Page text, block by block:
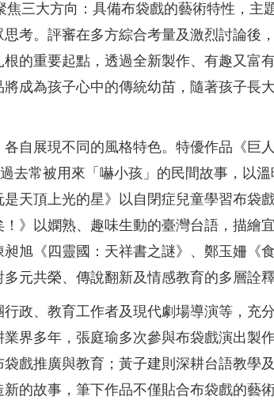
焦三大方向：具備布袋戲的藝術特性，主
考。評審在多方綜合考量及激烈討論後
的重要起點，透過全新製作、有趣又富
成為孩子心中的傳統幼苗，隨著孩子長
自展現不同的風格特色。特優作品《巨
過去常被用來「嚇小孩」的民間故事，以
天頂上光的星》以自閉症兒童學習布袋
》以嫻熟、趣味生動的臺灣台語，描繪
旭《四靈國：天祥書之謎》、鄭玉姍《
元共榮、傳說翻新及情感教育的多層詮釋
政、教育工作者及現代劇場導演等，充
界多年，張庭瑜多次參與布袋戲演出製
袋戲推廣與教育；黃子建則深耕台語教學
的故事，筆下作品不僅貼合布袋戲的藝